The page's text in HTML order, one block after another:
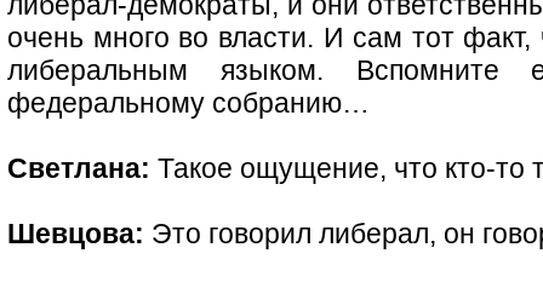
очень много во власти. И сам тот факт,
либеральным языком. Вспомните
федеральному собранию…
Светлана: Такое ощущение, что кто-то
Шевцова: Это говорил либерал, он